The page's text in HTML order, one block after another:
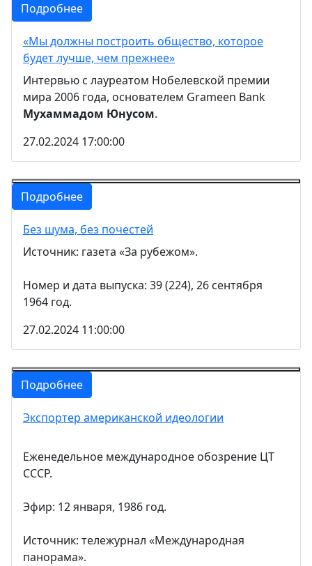
Подробнее
«Мы должны построить общество, которое
будет лучше, чем прежнее»
Интервью с лауреатом Нобелевской премии
мира 2006 года, основателем Grameen Bank
Мухаммадом Юнусом.
27.02.2024 17:00:00
Подробнее
Без шума, без почестей
Источник: газета «За рубежом».
Номер и дата выпуска: 39 (224), 26 сентября
1964 год.
27.02.2024 11:00:00
Подробнее
Экспортер американской идеологии
Еженедельное международное обозрение ЦТ
СССР.
Эфир: 12 января, 1986 год.
Источник: тележурнал «Международная
панорама».